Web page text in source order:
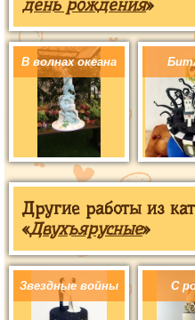
день рождения»
В волнах океана
Другие работы из
«Двухъярусные»
Звездные войны С